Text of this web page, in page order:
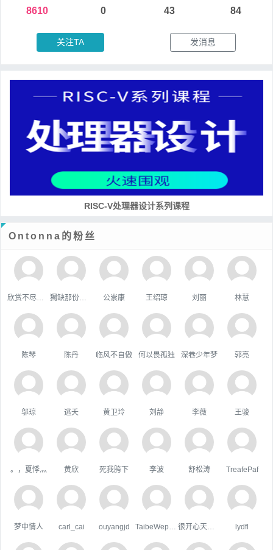
8610
0
43
84
关注TA 发消息
RISC-V处理器设计系列课程
Ontonna的粉丝
公崇康 王绍琼 刘丽 林慧
陈琴 陈丹 临风不自傲 何以畏孤独 深巷少年梦 郭亮
邬琼 逃夭 黄卫玲 刘静 李薇 王骏
。，夏悸灬 黄欣 死我胯下 李波 舒松涛 TreafePaf
梦中情人 carl_cai ouyangjd lydfl